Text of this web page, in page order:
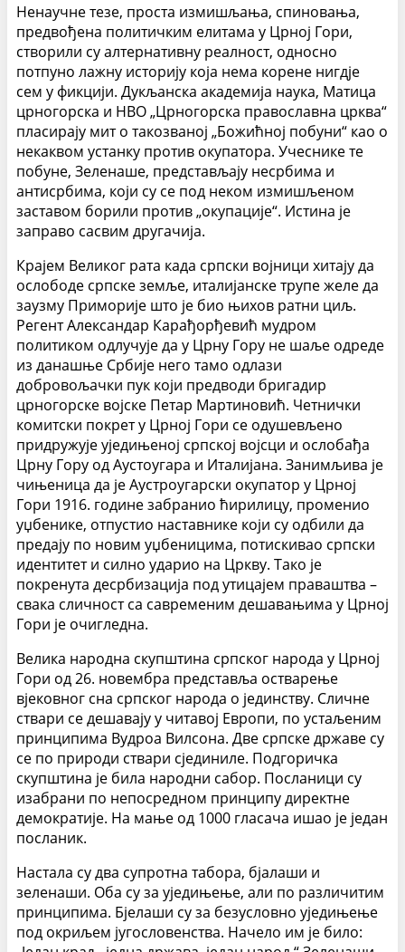
Ненаучне тезе, проста измишљања, спиновања,
предвођена политичким елитама у Црној Гори,
створили су алтернативну реалност, односно
потпуно лажну историју која нема корене нигдје
сем у фикцији. Дукљанска академија наука, Матица
црногорска и НВО „Црногорска православна црква“
пласирају мит о такозваној „Божићној побуни“ као о
некаквом устанку против окупатора. Учеснике те
побуне, Зеленаше, представљају несрбима и
антисрбима, који су се под неком измишљеном
заставом борили против „окупације“. Истина је
заправо сасвим другачија.
Крајем Великог рата када српски војници хитају да
ослободе српске земље, италијанске трупе желе да
заузму Приморије што је био њихов ратни циљ.
Регент Александар Карађорђевић мудром
политиком одлучује да у Црну Гору не шаље одреде
из данашње Србије него тамо одлази
добровољачки пук који предводи бригадир
црногорске војске Петар Мартиновић. Четнички
комитски покрет у Црној Гори се одушевљено
придружује уједињеној српској војсци и ослобађа
Црну Гору од Аустоугара и Италијана. Занимљива је
чињеница да је Аустроугарски окупатор у Црној
Гори 1916. године забранио ћирилицу, променио
уџбенике, отпустио наставнике који су одбили да
предају по новим уџбеницима, потискивао српски
идентитет и силно ударио на Цркву. Тако је
покренута десрбизација под утицајем праваштва –
свака сличност са савременим дешавањима у Црној
Гори је очигледна.
Велика народна скупштина српског народа у Црној
Гори од 26. новембра представља остварење
вјековног сна српског народа о јединству. Сличне
ствари се дешавају у читавој Европи, по устаљеним
принципима Вудроа Вилсона. Две српске државе су
се по природи ствари сјединиле. Подгоричка
скупштина је била народни сабор. Посланици су
изабрани по непосредном принципу директне
демократије. На мање од 1000 гласача ишао је један
посланик.
Настала су два супротна табора, бјалаши и
зеленаши. Оба су за уједињење, али по различитим
принципима. Бјелаши су за безусловно уједињење
под окриљем југословенства. Начело им је било: